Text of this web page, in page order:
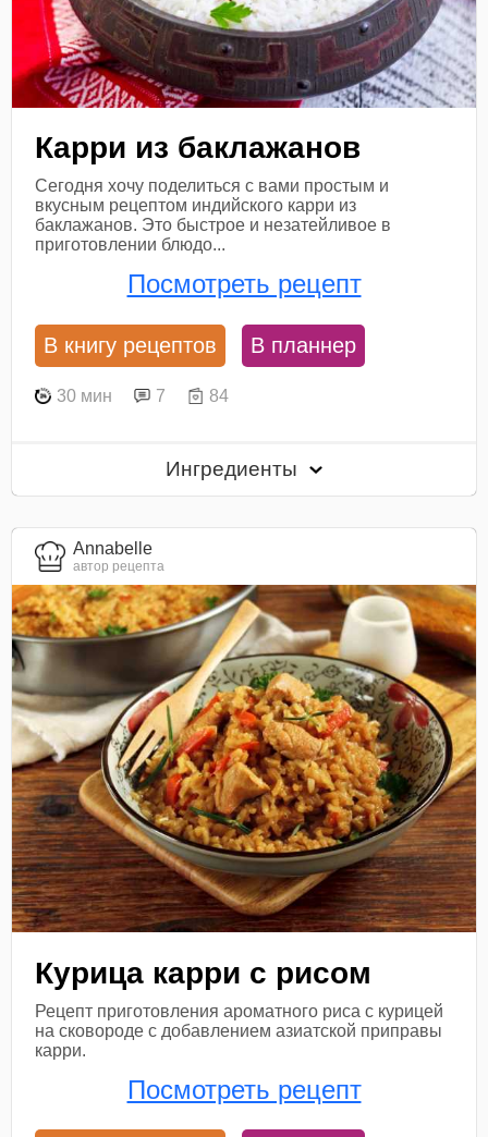
Карри из баклажанов
Сегодня хочу поделиться с вами простым и
вкусным рецептом индийского карри из
баклажанов. Это быстрое и незатейливое в
приготовлении блюдо...
Посмотреть рецепт
В книгу рецептов В планнер
30 мин 7 84
Ингредиенты
Annabelle
автор рецепта
Курица карри с рисом
Рецепт приготовления ароматного риса с курицей
на сковороде с добавлением азиатской приправы
карри.
Посмотреть рецепт